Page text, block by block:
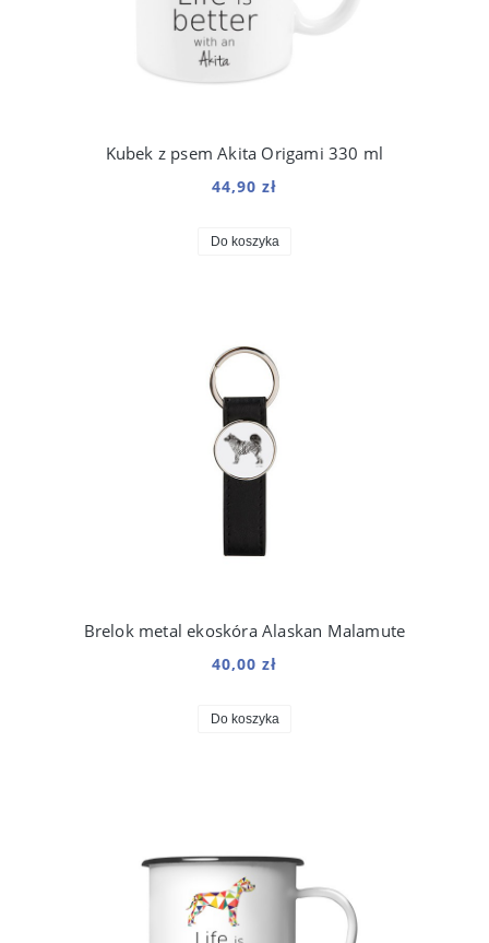
Kubek z psem Akita Origami 330 ml
44,90 zł
Do koszyka
Brelok metal ekoskóra Alaskan Malamute
40,00 zł
Do koszyka